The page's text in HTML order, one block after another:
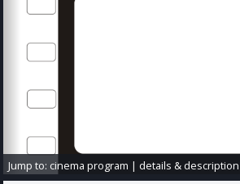
Jump to: cinema program |details & description